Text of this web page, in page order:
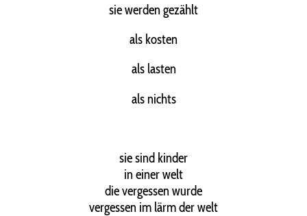
sie werden gezählt
als kosten
als lasten
als nichts
sie sind kinder
in einer welt
die vergessen wurde
vergessen im lärm der welt